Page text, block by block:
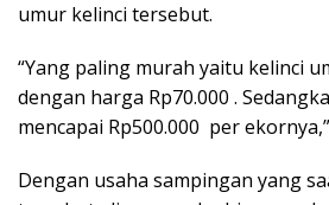
umur kelinci tersebut.
“Yang paling murah yaitu kelinci
dengan harga Rp70.000 .
mencapai Rp500.000 per
Dengan usaha sampingan yang